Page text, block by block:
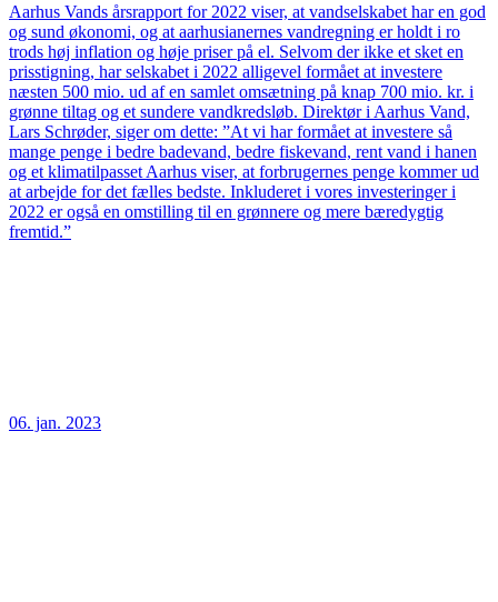
Aarhus Vands årsrapport for 2022 viser, at vandselskabet har en god
og sund økonomi, og at aarhusianernes vandregning er holdt i ro
trods høj inflation og høje priser på el. Selvom der ikke et sket en
prisstigning, har selskabet i 2022 alligevel formået at investere
næsten 500 mio. ud af en samlet omsætning på knap 700 mio. kr. i
grønne tiltag og et sundere vandkredsløb. Direktør i Aarhus Vand,
Lars Schrøder, siger om dette: ”At vi har formået at investere så
mange penge i bedre badevand, bedre fiskevand, rent vand i hanen
og et klimatilpasset Aarhus viser, at forbrugernes penge kommer ud
at arbejde for det fælles bedste. Inkluderet i vores investeringer i
2022 er også en omstilling til en grønnere og mere bæredygtig
fremtid.”
06. jan. 2023